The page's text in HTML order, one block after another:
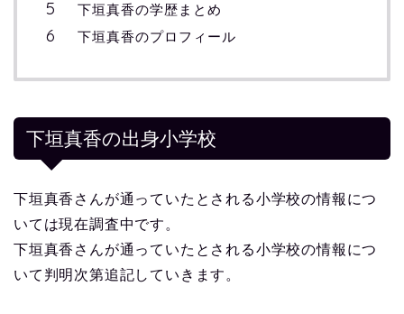
下垣真香の学歴まとめ
下垣真香のプロフィール
下垣真香の出身小学校
下垣真香さんが通っていたとされる小学校の情報につ
いては現在調査中です。
下垣真香さんが通っていたとされる小学校の情報につ
いて判明次第追記していきます。